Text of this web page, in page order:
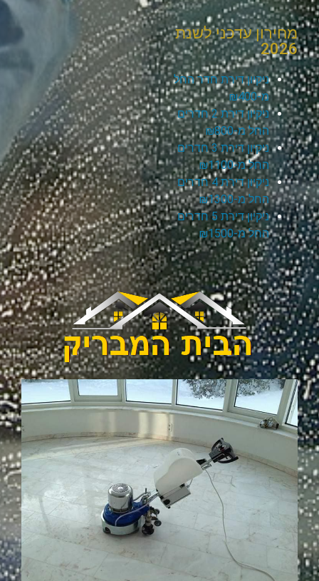
מחירון עדכני לשנת
2026
ניקיון דירת חדר החל
מ-₪400
ניקיון דירת 2 חדרים
החל מ-₪800
ניקיון דירת 3 חדרים
החל מ-₪1100
ניקיון דירת 4 חדרים
החל מ-₪1300
ניקיון דירת 5 חדרים
החל מ-₪1500